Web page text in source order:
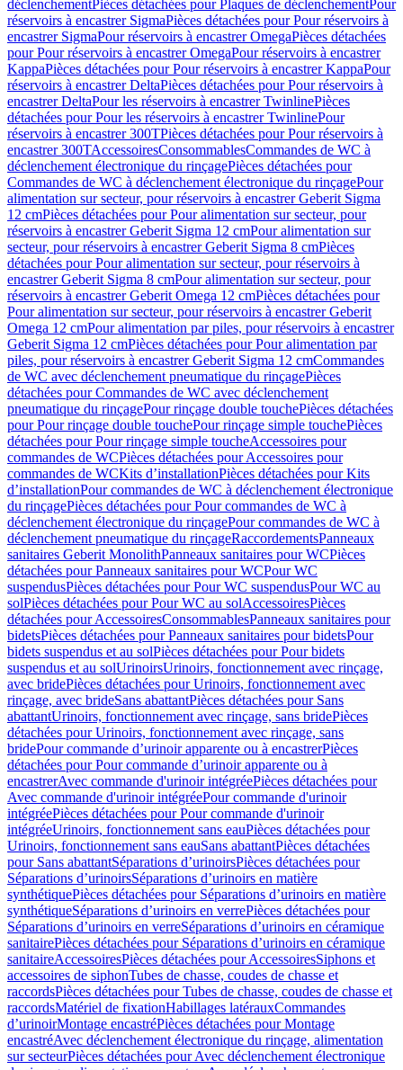
déclenchementPièces détachées pour Plaques de déclenchementPour
réservoirs à encastrer SigmaPièces détachées pour Pour réservoirs à
encastrer SigmaPour réservoirs à encastrer OmegaPièces détachées
pour Pour réservoirs à encastrer OmegaPour réservoirs à encastrer
KappaPièces détachées pour Pour réservoirs à encastrer KappaPour
réservoirs à encastrer DeltaPièces détachées pour Pour réservoirs à
encastrer DeltaPour les réservoirs à encastrer TwinlinePièces
détachées pour Pour les réservoirs à encastrer TwinlinePour
réservoirs à encastrer 300TPièces détachées pour Pour réservoirs à
encastrer 300TAccessoiresConsommablesCommandes de WC à
déclenchement électronique du rinçagePièces détachées pour
Commandes de WC à déclenchement électronique du rinçagePour
alimentation sur secteur, pour réservoirs à encastrer Geberit Sigma
12 cmPièces détachées pour Pour alimentation sur secteur, pour
réservoirs à encastrer Geberit Sigma 12 cmPour alimentation sur
secteur, pour réservoirs à encastrer Geberit Sigma 8 cmPièces
détachées pour Pour alimentation sur secteur, pour réservoirs à
encastrer Geberit Sigma 8 cmPour alimentation sur secteur, pour
réservoirs à encastrer Geberit Omega 12 cmPièces détachées pour
Pour alimentation sur secteur, pour réservoirs à encastrer Geberit
Omega 12 cmPour alimentation par piles, pour réservoirs à encastrer
Geberit Sigma 12 cmPièces détachées pour Pour alimentation par
piles, pour réservoirs à encastrer Geberit Sigma 12 cmCommandes
de WC avec déclenchement pneumatique du rinçagePièces
détachées pour Commandes de WC avec déclenchement
pneumatique du rinçagePour rinçage double touchePièces détachées
pour Pour rinçage double touchePour rinçage simple touchePièces
détachées pour Pour rinçage simple toucheAccessoires pour
commandes de WCPièces détachées pour Accessoires pour
commandes de WCKits d’installationPièces détachées pour Kits
d’installationPour commandes de WC à déclenchement électronique
du rinçagePièces détachées pour Pour commandes de WC à
déclenchement électronique du rinçagePour commandes de WC à
déclenchement pneumatique du rinçageRaccordementsPanneaux
sanitaires Geberit MonolithPanneaux sanitaires pour WCPièces
détachées pour Panneaux sanitaires pour WCPour WC
suspendusPièces détachées pour Pour WC suspendusPour WC au
solPièces détachées pour Pour WC au solAccessoiresPièces
détachées pour AccessoiresConsommablesPanneaux sanitaires pour
bidetsPièces détachées pour Panneaux sanitaires pour bidetsPour
bidets suspendus et au solPièces détachées pour Pour bidets
suspendus et au solUrinoirsUrinoirs, fonctionnement avec rinçage,
avec bridePièces détachées pour Urinoirs, fonctionnement avec
rinçage, avec brideSans abattantPièces détachées pour Sans
abattantUrinoirs, fonctionnement avec rinçage, sans bridePièces
détachées pour Urinoirs, fonctionnement avec rinçage, sans
bridePour commande d’urinoir apparente ou à encastrerPièces
détachées pour Pour commande d’urinoir apparente ou à
encastrerAvec commande d'urinoir intégréePièces détachées pour
Avec commande d'urinoir intégréePour commande d'urinoir
intégréePièces détachées pour Pour commande d'urinoir
intégréeUrinoirs, fonctionnement sans eauPièces détachées pour
Urinoirs, fonctionnement sans eauSans abattantPièces détachées
pour Sans abattantSéparations d’urinoirsPièces détachées pour
Séparations d’urinoirsSéparations d’urinoirs en matière
synthétiquePièces détachées pour Séparations d’urinoirs en matière
synthétiqueSéparations d’urinoirs en verrePièces détachées pour
Séparations d’urinoirs en verreSéparations d’urinoirs en céramique
sanitairePièces détachées pour Séparations d’urinoirs en céramique
sanitaireAccessoiresPièces détachées pour AccessoiresSiphons et
accessoires de siphonTubes de chasse, coudes de chasse et
raccordsPièces détachées pour Tubes de chasse, coudes de chasse et
raccordsMatériel de fixationHabillages latérauxCommandes
dʼurinoirMontage encastréPièces détachées pour Montage
encastréAvec déclenchement électronique du rinçage, alimentation
sur secteurPièces détachées pour Avec déclenchement électronique